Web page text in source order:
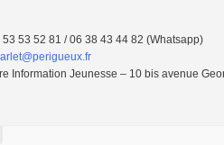
53 52 81 / 06 38 43 44 82 (Whatsapp)
Information Jeunesse – 10 bis avenue